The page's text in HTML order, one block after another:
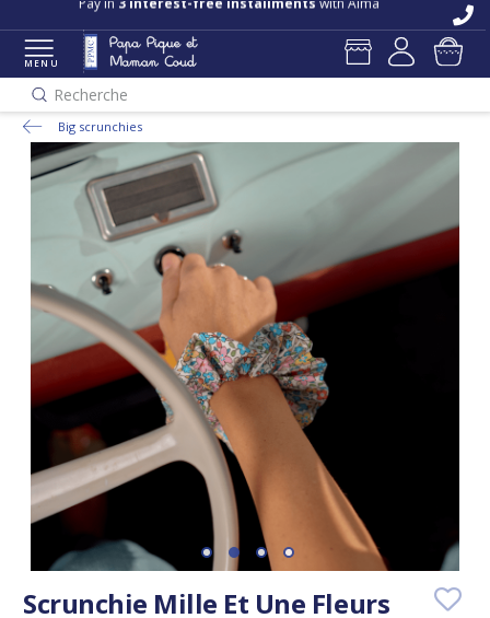
Free delivery and returns in store
Pay in3 interest-free installmentswith Alma
MENU
Recherche
Big scrunchies
Scrunchie Mille Et Une Fleurs